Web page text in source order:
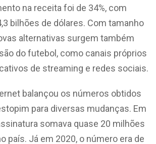
na receita foi de 34%, com
bilhões de dólares. Com tamanho
alternativas surgem também
do futebol, como canais próprios
de streaming e redes sociais.
balançou os números obtidos
para diversas mudanças. Em
somava quase 20 milhões
país. Já em 2020, o número era de